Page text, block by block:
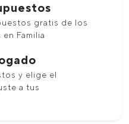
gratis de los
Familia
y elige el
a tus